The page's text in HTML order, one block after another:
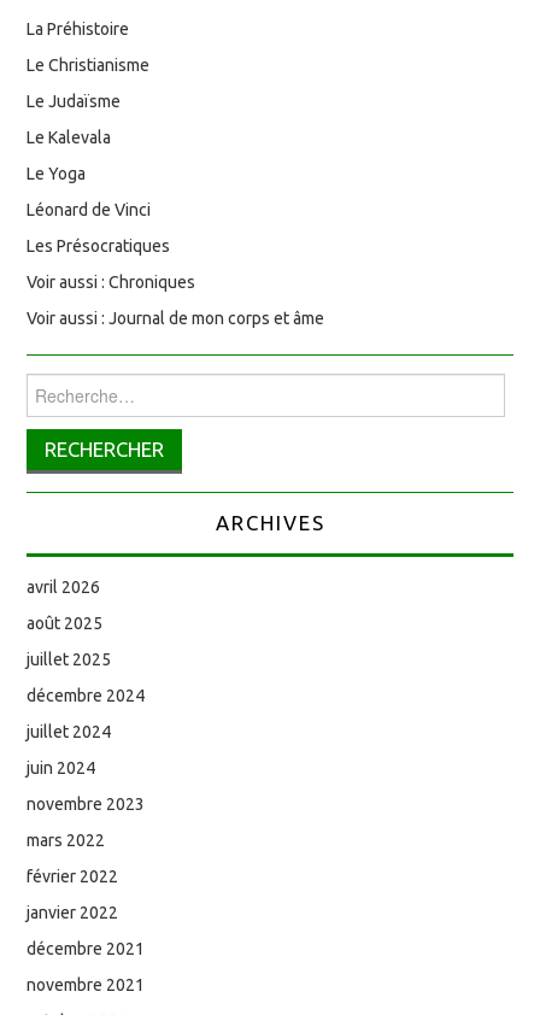
La Préhistoire
Le Christianisme
Le Judaïsme
Le Kalevala
Le Yoga
Léonard de Vinci
Les Présocratiques
Voir aussi : Chroniques
Voir aussi : Journal de mon corps et âme
Rechercher :
ARCHIVES
avril 2026
août 2025
juillet 2025
décembre 2024
juillet 2024
juin 2024
novembre 2023
mars 2022
février 2022
janvier 2022
décembre 2021
novembre 2021